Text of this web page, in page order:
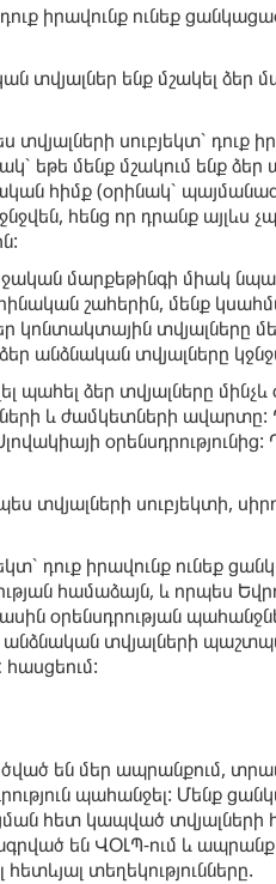
իրավունք ունեք
ենք մշակել ձեր
տվյալների սուբյեկտ՝ դուք
եթե մենք մշակում ենք ձեր
հիմք (օրինակ՝
հենց որ դրանք այլևս
մարքեթինգի միակ
շահերին, մենք
կոնտակտային տվյալները
անձնական տվյալները
պահել ձեր տվյալները
և ժամկետների
տվյալների սուբյեկտի,
դուք իրավունք ունեք
համաձայն, և որպես
օրենսդրության
տվյալների
են մեր ապրանքում,
պահանջել: Մենք
հետ կապված
են ՎՕԼՊ-ում և
տեղեկությունները.